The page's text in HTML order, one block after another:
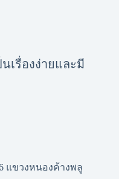
เรื่องง่ายและมี
แขวงหนองค้างพลู